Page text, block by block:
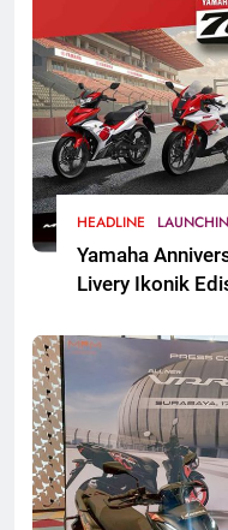
HEADLINE
Yamaha
Livery Ikonik